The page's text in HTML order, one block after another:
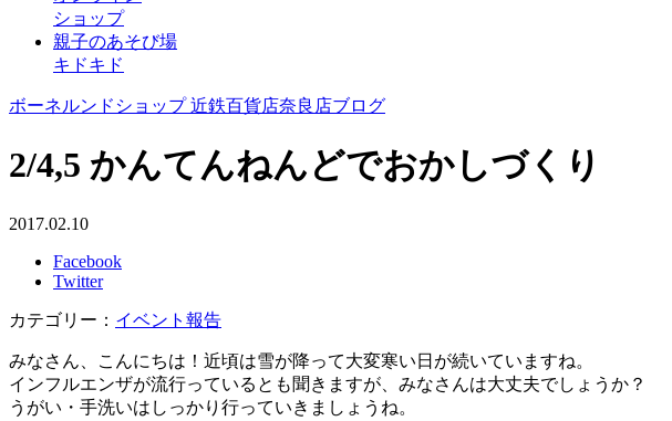
ショップ
親子のあそび場
キドキド
ボーネルンドショップ 近鉄百貨店奈良店ブログ
2/4,5 かんてんねんどでおかしづくり
2017.02.10
Facebook
Twitter
カテゴリー： イベント報告
みなさん、こんにちは！近頃は雪が降って大変寒い日が続いていますね。
インフルエンザが流行っているとも聞きますが、みなさんは大丈夫でしょうか？
うがい・手洗いはしっかり行っていきましょうね。